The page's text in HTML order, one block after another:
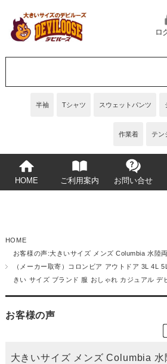
半袖 Tシャツ スウェットパンツ
作業着 テン
ロ
HOME ご利用案内 お問い合せ
HOME
お客様の声:大きいサイズ メンズ Columbia 水陸
（メーカー取寄）コロンビア アウトドア 3L 4L
きい サイズ ブランド 服 おしゃれ カジュアル デ
お客様の声
大きいサイズ メンズ Columbia 水